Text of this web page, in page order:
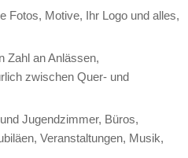
Fotos, Motive, Ihr Logo und alles,
Zahl an Anlässen,
zwischen Quer- und
Jugendzimmer, Büros,
Veranstaltungen, Musik,